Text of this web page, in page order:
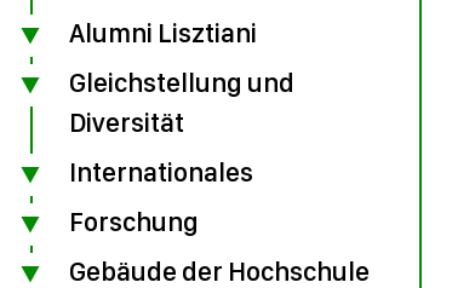
Alumni Lisztiani
Gleichstellung und
Diversität
Internationales
Forschung
Gebäude der Hochschule